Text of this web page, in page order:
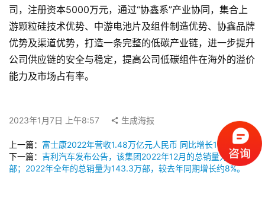
标
杆
企
业
大
全
考
公
开
课
司，注册资本5000万元，通过“协鑫系”产业协同，集合上
游颗粒硅技术优势、中游电池片及组件制造优势、协鑫品牌
优势及渠道优势，打造一条完整的低碳产业链，进一步提升
公司供应链的安全与稳定，提高公司低碳组件在海外的溢价
能力及市场占有率。
2023年1月7日 上午8:57 生成海报
上一篇： 富士康2022年营收1.48万亿元人民币 同比增长10.47%
下一篇： 吉利汽车发布公告，该集团2022年12月的总销量为14.6万
部；2022年全年的总销量为143.3万部，较去年同期增长约8%。